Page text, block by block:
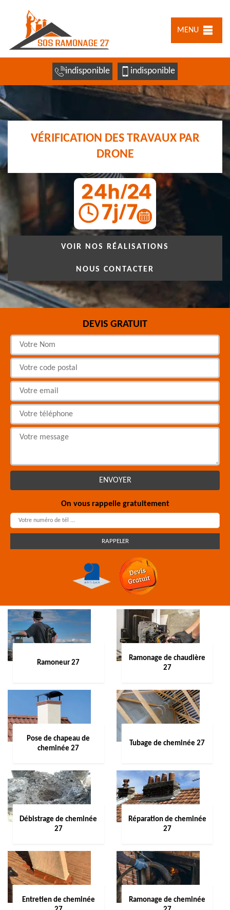
MENU
indisponible indisponible
VÉRIFICATION DES TRAVAUX PAR
DRONE
VOIR NOS RÉALISATIONS
NOUS CONTACTER
DEVIS GRATUIT
On vous rappelle gratuitement
Ramoneur 27
Ramonage de chaudière
27
Pose de chapeau de
cheminée 27
Tubage de cheminée 27
Débistrage de cheminée
27
Réparation de cheminée
27
Entretien de cheminée
Ramonage de cheminée